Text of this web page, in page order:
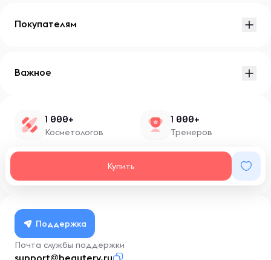
Купить
Покупателям
Важное
1 000+
Косметологов
1 000+
Тренеров
Нутрициологов
Поддержка
Почта службы поддержки
support@beautery.ru